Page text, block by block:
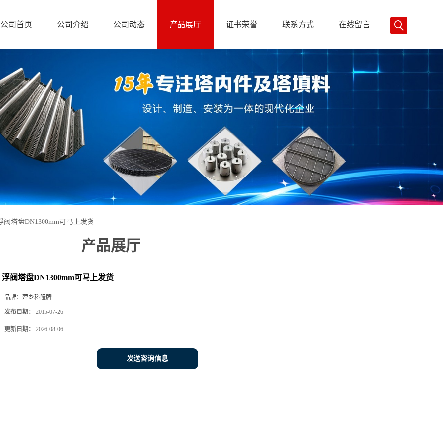
公司首页 公司介绍 公司动态 产品展厅 证书荣誉 联系方式 在线留言
阀塔盘DN1300mm可马上发货
产品展厅
浮阀塔盘DN1300mm可马上发货
品牌： 萍乡科隆牌
发布日期： 2015-07-26
更新日期： 2026-08-06
发送咨询信息